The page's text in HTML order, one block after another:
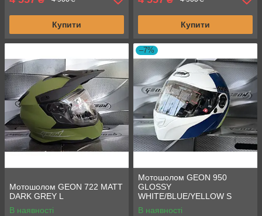
Купити Купити
Мотошолом GEON 722 MATT
DARK GREY L
В наявності
–7%
Мотошолом GEON 950
GLOSSY
WHITE/BLUE/YELLOW S
В наявності